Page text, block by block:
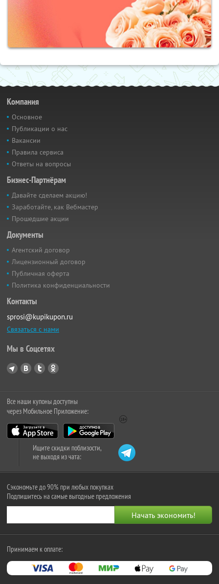
Компания
Основное
Публикации о нас
Вакансии
Правила сервиса
Ответы на вопросы
Бизнес-Партнёрам
Давайте сделаем акцию!
Заработайте, как Вебмастер
Прошедшие акции
Документы
Агентский договор
Лицензионный договор
Публичная оферта
Политика конфиденциальности
Контакты
sprosi@kupikupon.ru
Связаться с нами
Мы в Соцсетях
Все наши купоны доступны
через Мобильное Приложение:
Ищите скидки поблизости,
не выходя из чата:
Сэкономьте до 90% при любых покупках
Подпишитесь на самые выгодные предложения
Принимаем к оплате: